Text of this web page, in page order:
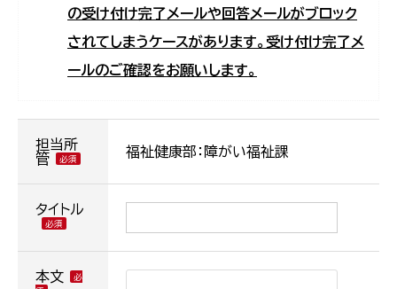
の受け付け完了メールや回答メールがブロック
されてしまうケースがあります。受け付け完了メ
ールのご確認をお願いします。
担当所
管
福祉健康部：障がい福祉課
タイトル
本文